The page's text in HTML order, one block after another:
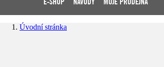
Úvodní stránka